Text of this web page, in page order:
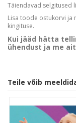
Täiendavad selgitused
Lisa toode ostukorvi ja
kingituse.
Kui jääd hätta
ühendust ja me
Teile võib